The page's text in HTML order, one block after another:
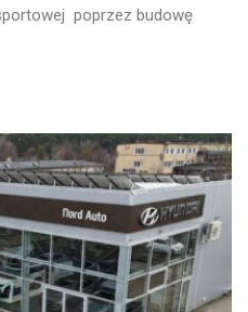
poprzez budowę